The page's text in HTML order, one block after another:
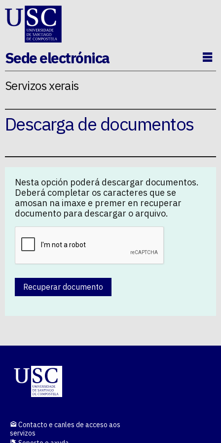
Ir ao contido da p�xina
Sede electrónica
Servizos xerais
Descarga de documentos
Nesta opción poderá descargar documentos.
Deberá completar os caracteres que se
amosan na imaxe e premer en recuperar
documento para descargar o arquivo.
Recuperar documento
Contacto e canles de acceso aos
servizos